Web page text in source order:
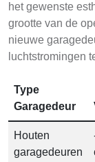
het gewenste
grootte van de
nieuwe
luchtstromingen
Type
Garagedeur
Houten
garagedeuren